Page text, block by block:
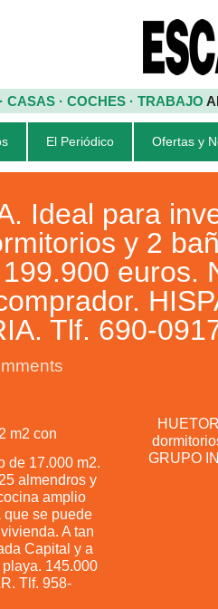
CASAS · COCHES · TRABAJO
El Periódico Ofertas y
Ideal para
y 2
euros.
Tlf. 690-
m2 con
de 17.000 m2.
almendros y
amplio
que se puede
A tan
Capital y a
145.000
Tlf. 958-
GRUPO